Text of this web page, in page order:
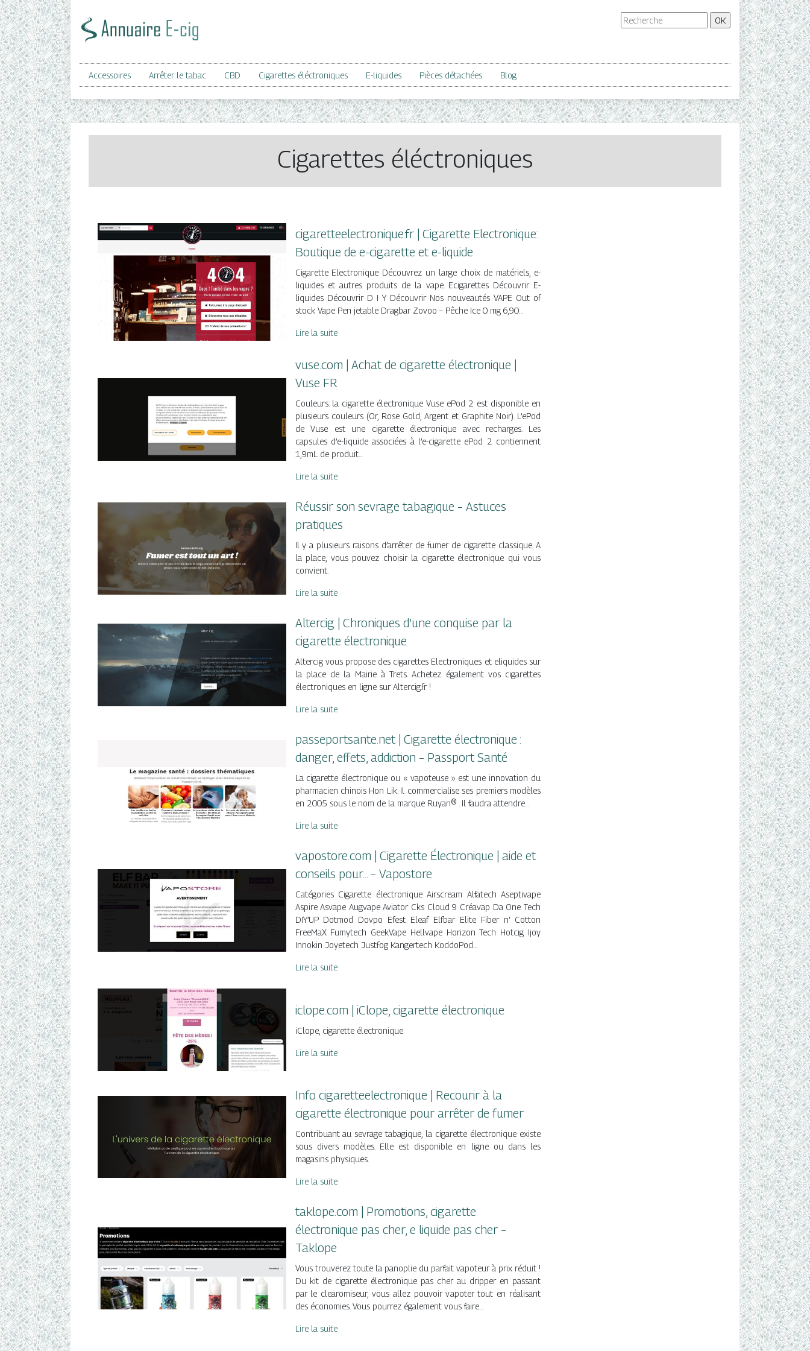
Accessoires Arrêter le tabac CBD Cigarettes éléctroniques E-liquides Pièces détachées Blog
Cigarettes éléctroniques
cigaretteelectronique.fr | Cigarette Electronique:
Boutique de e-cigarette et e-liquide
Cigarette Electronique Découvrez un large choix de matériels, e-
liquides et autres produits de la vape. Ecigarettes Découvrir E-
liquides Découvrir D I Y Découvrir Nos nouveautés VAPE Out of
stock Vape Pen jetable Dragbar Zovoo – Pêche Ice 0 mg 6,90…
Lire la suite
vuse.com | Achat de cigarette électronique |
Vuse FR
Couleurs: la cigarette électronique Vuse ePod 2 est disponible en
plusieurs couleurs (Or, Rose Gold, Argent et Graphite Noir). L’ePod
de Vuse est une cigarette électronique avec recharges. Les
capsules d’e-liquide associées à l’e-cigarette ePod 2 contiennent
1,9mL de produit…
Lire la suite
Réussir son sevrage tabagique – Astuces
pratiques
Il y a plusieurs raisons d’arrêter de fumer de cigarette classique. A
la place, vous pouvez choisir la cigarette électronique qui vous
convient.
Lire la suite
Altercig | Chroniques d’une conquise par la
cigarette électroni­que
Altercig vous propose des cigarettes Electroniques et eliquides sur
la place de la Mairie à Trets. Achetez également vos cigarettes
électroniques en ligne sur Altercig.fr !
Lire la suite
passeportsante.net | Cigarette électronique :
danger, effets, addiction – Passport Santé
La cigarette électronique ou « vapoteuse » est une innovation du
pharmacien chinois Hon Lik. Il commercialise ses premiers modèles
en 2005 sous le nom de la marque Ruyan® . Il faudra attendre…
Lire la suite
vapostore.com | Cigarette Électronique | aide et
conseils pour… – Vapostore
Catégories Cigarette électronique Airscream Alfatech Aseptivape
Aspire Asvape Augvape Aviator Cks Cloud 9 Créavap Da One Tech
DIY’UP Dotmod Dovpo Efest Eleaf Elfbar Elite Fiber n’ Cotton
FreeMaX Fumytech GeekVape Hellvape Horizon Tech Hotcig Ijoy
Innokin Joyetech Justfog Kangertech KoddoPod…
Lire la suite
iclope.com | iClope, cigarette électronique
iClope, cigarette électronique
Lire la suite
Info cigaret­teelectroni­que | Recourir à la
cigarette électroni­que pour arrêter de fumer
Contribuant au sevrage tabagique, la cigarette électronique existe
sous divers modèles. Elle est disponible en ligne ou dans les
magasins physiques.
Lire la suite
taklope.com | Promotions, cigarette
électronique pas cher, e liquide pas cher –
Taklope
Vous trouverez toute la panoplie du parfait vapoteur à prix réduit !
Du kit de cigarette électronique pas cher au dripper en passant
par le clearomiseur, vous allez pouvoir vapoter tout en réalisant
des économies. Vous pourrez également vous faire…
Lire la suite